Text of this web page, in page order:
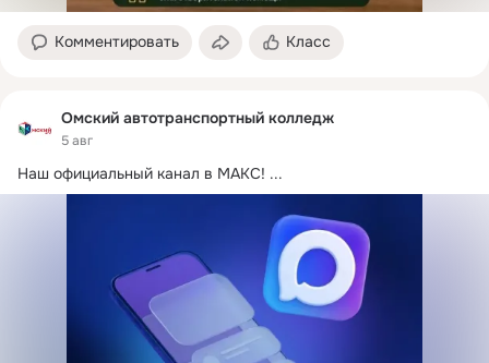
Комментировать Класс
Омский автотранспортный колледж
5 авг
Наш официальный канал в МАКС! ...